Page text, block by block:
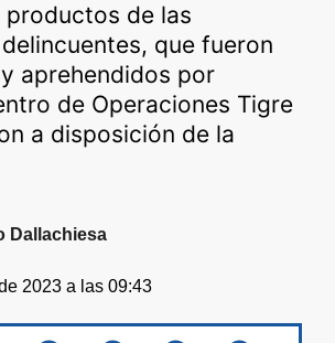
de las
que fueron
aprehendidos por
de Operaciones Tigre
a disposición de la
Dallachiesa
2023 a las 09:43